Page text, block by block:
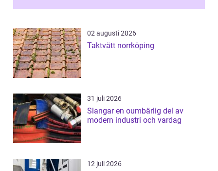
02 augusti 2026
Taktvätt norrköping
31 juli 2026
Slangar en oumbärlig del av
modern industri och vardag
12 juli 2026